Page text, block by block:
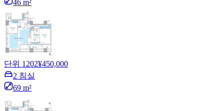
46 m²
단위 1202¥450,000
2 침실
69 m²